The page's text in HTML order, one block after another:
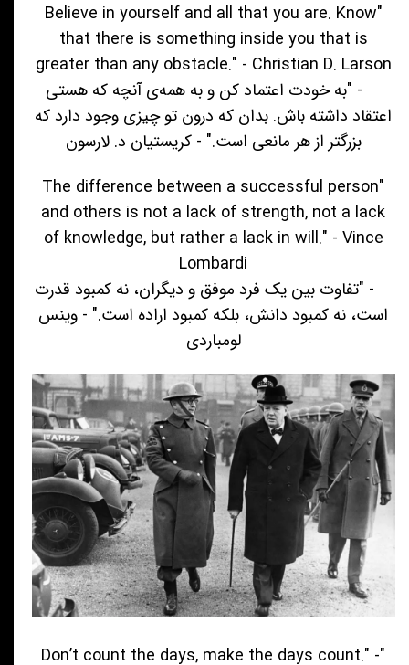
"Believe in yourself and all that you are. Know
that there is something inside you that is
greater than any obstacle." - Christian D. Larson
- "به خودت اعتماد کن و به همه‌ی آنچه که هستی
اعتقاد داشته باش. بدان که درون تو چیزی وجود دارد که
بزرگتر از هر مانعی است." - کریستیان د. لارسون
"The difference between a successful person
and others is not a lack of strength, not a lack
of knowledge, but rather a lack in will." - Vince
Lombardi
- "تفاوت بین یک فرد موفق و دیگران، نه کمبود قدرت
است، نه کمبود دانش، بلکه کمبود اراده است." - وینس
لومباردی
"Don’t count the days, make the days count." -